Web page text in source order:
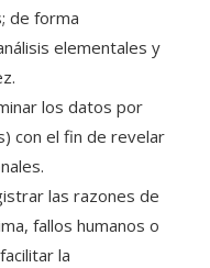
de forma
elementales y
los datos por
con el fin de revelar
las razones de
fallos humanos o
la